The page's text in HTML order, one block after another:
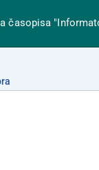
časopisa